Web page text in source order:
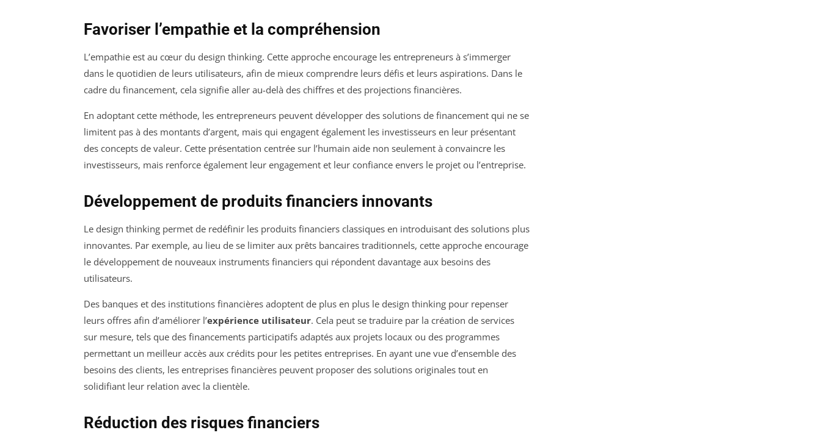
Favoriser l’empathie et la compréhension
L’empathie est au cœur du design thinking. Cette approche encourage les entrepreneurs à s’immerger
dans le quotidien de leurs utilisateurs, afin de mieux comprendre leurs défis et leurs aspirations. Dans le
cadre du financement, cela signifie aller au-delà des chiffres et des projections financières.
En adoptant cette méthode, les entrepreneurs peuvent développer des solutions de financement qui ne se
limitent pas à des montants d’argent, mais qui engagent également les investisseurs en leur présentant
des concepts de valeur. Cette présentation centrée sur l’humain aide non seulement à convaincre les
investisseurs, mais renforce également leur engagement et leur confiance envers le projet ou l’entreprise.
Développement de produits financiers innovants
Le design thinking permet de redéfinir les produits financiers classiques en introduisant des solutions plus
innovantes. Par exemple, au lieu de se limiter aux prêts bancaires traditionnels, cette approche encourage
le développement de nouveaux instruments financiers qui répondent davantage aux besoins des
utilisateurs.
Des banques et des institutions financières adoptent de plus en plus le design thinking pour repenser
leurs offres afin d’améliorer l’expérience utilisateur. Cela peut se traduire par la création de services
sur mesure, tels que des financements participatifs adaptés aux projets locaux ou des programmes
permettant un meilleur accès aux crédits pour les petites entreprises. En ayant une vue d’ensemble des
besoins des clients, les entreprises financières peuvent proposer des solutions originales tout en
solidifiant leur relation avec la clientèle.
Réduction des risques financiers